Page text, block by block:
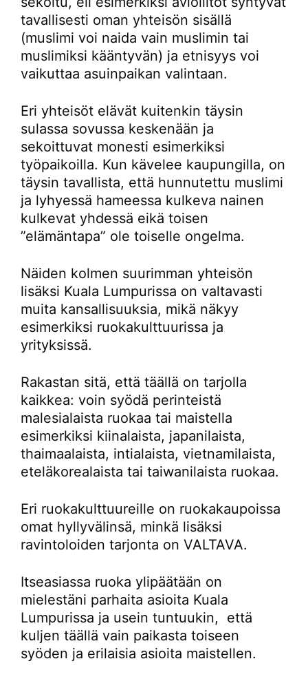
tavallisesti oman yhteisön sisällä
(muslimi voi naida vain muslimin tai
muslimiksi kääntyvän) ja etnisyys voi
vaikuttaa asuinpaikan valintaan.
Eri yhteisöt elävät kuitenkin täysin
sulassa sovussa keskenään ja
sekoittuvat monesti esimerkiksi
työpaikoilla. Kun kävelee kaupungilla, on
täysin tavallista, että hunnutettu muslimi
ja lyhyessä hameessa kulkeva nainen
kulkevat yhdessä eikä toisen
”elämäntapa” ole toiselle ongelma.
Näiden kolmen suurimman yhteisön
lisäksi Kuala Lumpurissa on valtavasti
muita kansallisuuksia, mikä näkyy
esimerkiksi ruokakulttuurissa ja
yrityksissä.
Rakastan sitä, että täällä on tarjolla
kaikkea: voin syödä perinteistä
malesialaista ruokaa tai maistella
esimerkiksi kiinalaista, japanilaista,
thaimaalaista, intialaista, vietnamilaista,
eteläkorealaista tai taiwanilaista ruokaa.
Eri ruokakulttuureille on ruokakaupoissa
omat hyllyvälinsä, minkä lisäksi
ravintoloiden tarjonta on VALTAVA.
Itseasiassa ruoka ylipäätään on
mielestäni parhaita asioita Kuala
Lumpurissa ja usein tuntuukin, että
kuljen täällä vain paikasta toiseen
syöden ja erilaisia asioita maistellen.